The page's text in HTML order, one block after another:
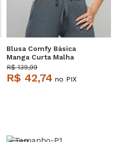
Blusa Comfy Básica
Manga Curta Malha
Canelada Grafite
Salvatore
R$ 139,99
R$ 42,74 no PIX